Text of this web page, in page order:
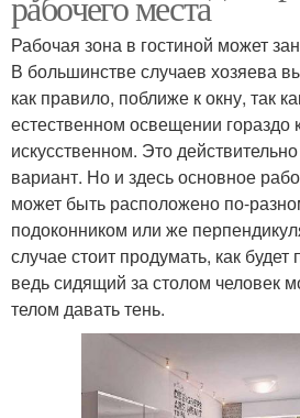
Рабочая зона в гостиной может
В большинстве случаев хозяева
как правило, поближе к окну, так
естественном освещении
искусственном. Это
вариант. Но и здесь основное
может быть расположено по-
подоконником или же
случае стоит продумать, как будет
ведь сидящий за столом человек
телом давать тень.